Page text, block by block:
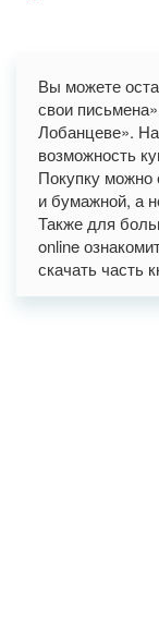
Вы можете
свои
Лобанцеве».
возможность
Покупку можно
и бумажной, а
Также для
online
скачать часть